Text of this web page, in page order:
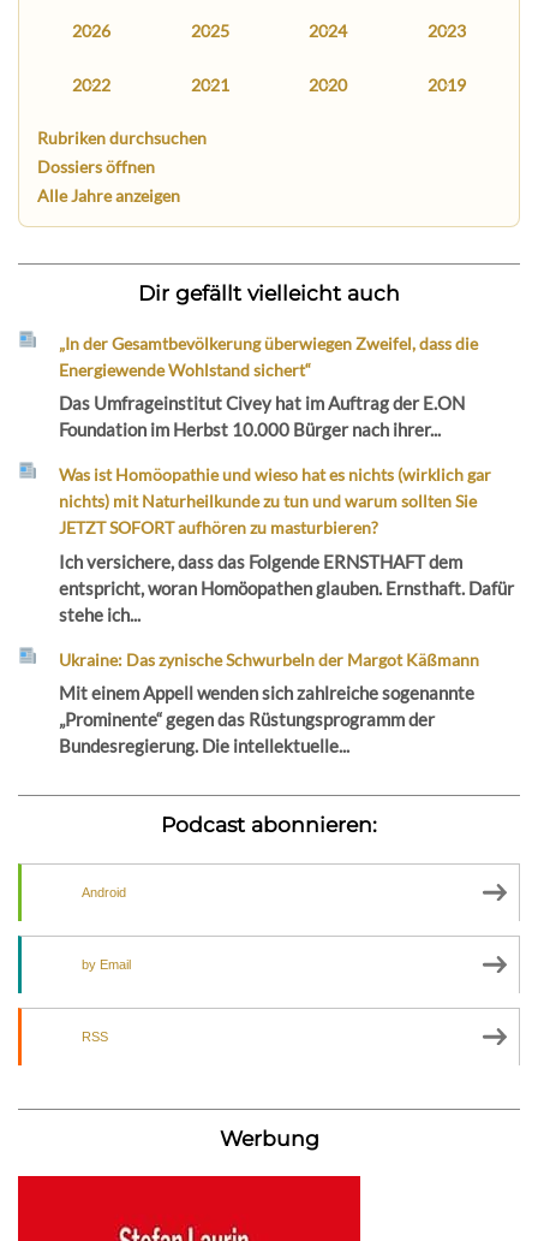
2026 2025 2024 2023
2022 2021 2020 2019
Rubriken durchsuchen
Dossiers öffnen
Alle Jahre anzeigen
Dir gefällt vielleicht auch
„In der Gesamtbevölkerung überwiegen Zweifel, dass die
Energiewende Wohlstand sichert“
Das Umfrageinstitut Civey hat im Auftrag der E.ON
Foundation im Herbst 10.000 Bürger nach ihrer...
Was ist Homöopathie und wieso hat es nichts (wirklich gar
nichts) mit Naturheilkunde zu tun und warum sollten Sie
JETZT SOFORT aufhören zu masturbieren?
Ich versichere, dass das Folgende ERNSTHAFT dem
entspricht, woran Homöopathen glauben. Ernsthaft. Dafür
stehe ich...
Ukraine: Das zynische Schwurbeln der Margot Käßmann
Mit einem Appell wenden sich zahlreiche sogenannte
„Prominente“ gegen das Rüstungsprogramm der
Bundesregierung. Die intellektuelle...
Podcast abonnieren:
Android
by Email
RSS
Werbung